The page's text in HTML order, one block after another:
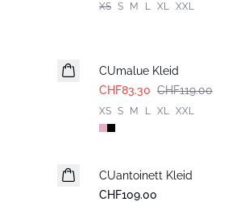
XS S M L XL XXL
CUmalue Kleid
CHF83.30 CHF119.00
XS S M L XL XXL
CUantoinett Kleid
CHF109.00